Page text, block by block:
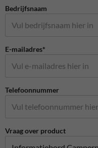
Bedrijfsnaam
E-mailadres*
Telefoonnummer
Vraag over product